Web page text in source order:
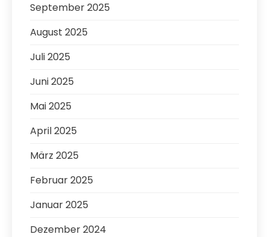
September 2025
August 2025
Juli 2025
Juni 2025
Mai 2025
April 2025
März 2025
Februar 2025
Januar 2025
Dezember 2024